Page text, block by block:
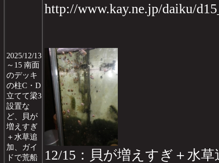
2025/12/13
～15 南面
のデッキ
の柱C・D
立てて梁3
設置な
ど、貝が
増えすぎ
＋水草追
加、ガイ
ドで荒船
http://www.kay.ne.jp/daiku/
12/15：貝が増えすぎ＋水草